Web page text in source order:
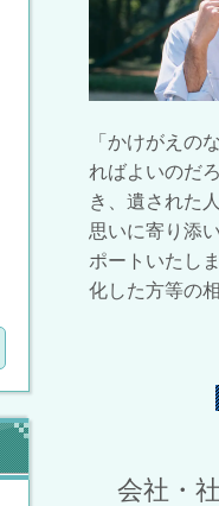
「かけがえの
ればよいのだ
き、遺された
思いに寄り添
ポートいたし
化した方等の
会社・